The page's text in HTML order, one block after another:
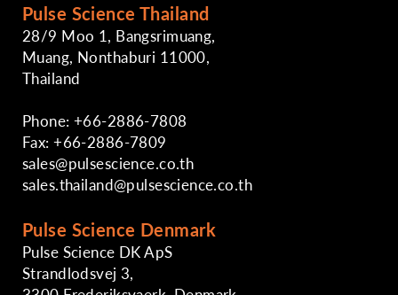
Pulse Science Thailand
28/9 Moo 1, Bangsrimuang,
Muang, Nonthaburi 11000,
Thailand
Phone: +66-2886-7808
Fax: +66-2886-7809
sales@pulsescience.co.th
sales.thailand@pulsescience.co.th
Pulse Science Denmark
Pulse Science DK ApS
Strandlodsvej 3,